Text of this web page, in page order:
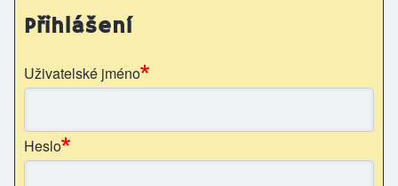
Přihlášení
Uživatelské jméno
Heslo